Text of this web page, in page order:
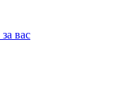
вас